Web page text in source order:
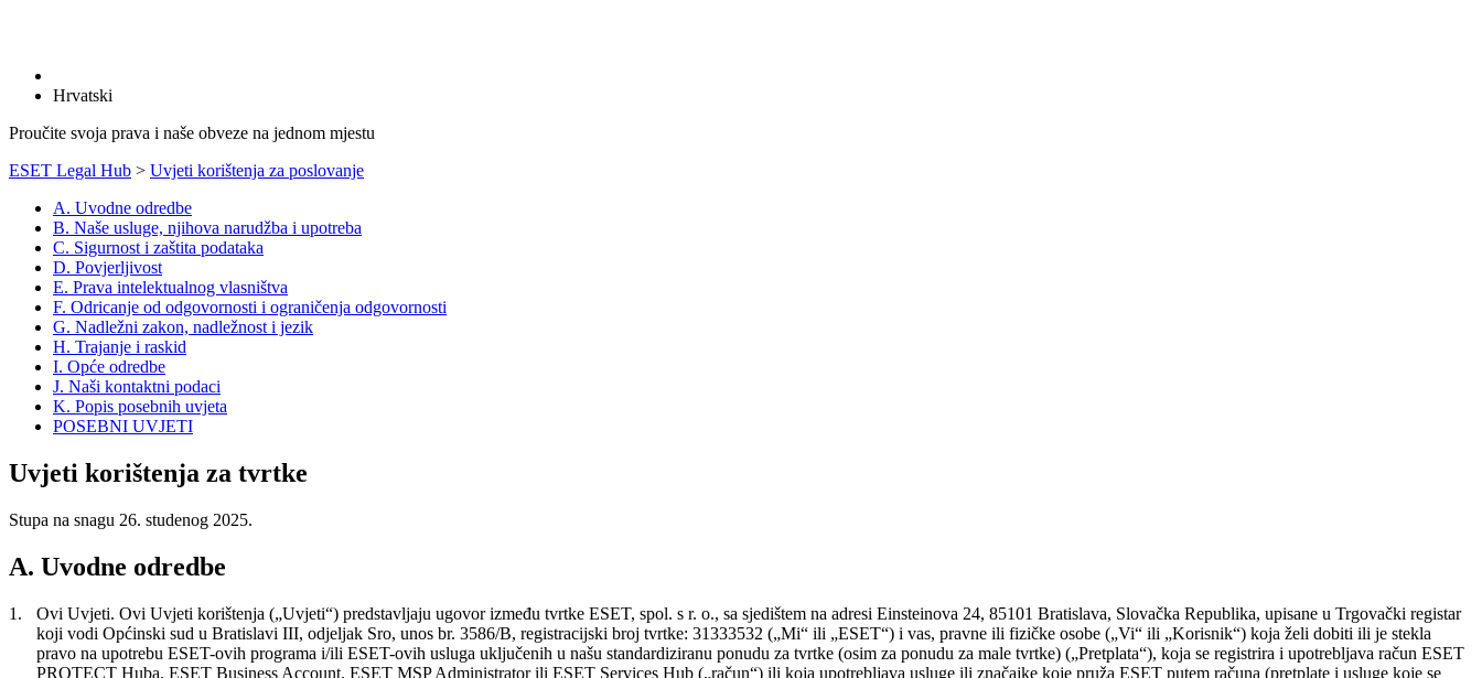
Hrvatski
Proučite svoja prava i naše obveze na jednom mjestu
ESET Legal Hub > Uvjeti korištenja za poslovanje
A. Uvodne odredbe
B. Naše usluge, njihova narudžba i upotreba
C. Sigurnost i zaštita podataka
D. Povjerljivost
E. Prava intelektualnog vlasništva
F. Odricanje od odgovornosti i ograničenja odgovornosti
G. Nadležni zakon, nadležnost i jezik
H. Trajanje i raskid
I. Opće odredbe
J. Naši kontaktni podaci
K. Popis posebnih uvjeta
POSEBNI UVJETI
Uvjeti korištenja za tvrtke
Stupa na snagu 26. studenog 2025.
A. Uvodne odredbe
1. Ovi Uvjeti. Ovi Uvjeti korištenja („Uvjeti“) predstavljaju ugovor između tvrtke ESET, spol. s r. o., sa sjedištem na adresi Einsteinova 24, 85101 Bratislava, Slovačka Republika, upisane u Trgovački registar
koji vodi Općinski sud u Bratislavi III, odjeljak Sro, unos br. 3586/B, registracijski broj tvrtke: 31333532 („Mi“ ili „ESET“) i vas, pravne ili fizičke osobe („Vi“ ili „Korisnik“) koja želi dobiti ili je stekla
pravo na upotrebu ESET-ovih programa i/ili ESET-ovih usluga uključenih u našu standardiziranu ponudu za tvrtke (osim za ponudu za male tvrtke) („Pretplata“), koja se registrira i upotrebljava račun ESET
PROTECT Huba, ESET Business Account, ESET MSP Administrator ili ESET Services Hub („račun“) ili koja upotrebljava usluge ili značajke koje pruža ESET putem računa (pretplate i usluge koje se